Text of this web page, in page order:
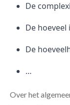
De
De
De
…
Over het